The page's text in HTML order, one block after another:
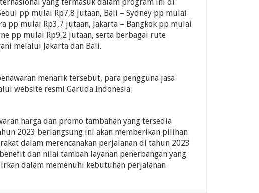
yang termasuk dalam program ini di
pp mulai Rp7,8 jutaan, Bali – Sydney pp mulai
pp mulai Rp3,7 jutaan, Jakarta – Bangkok pp mulai
pp mulai Rp9,2 jutaan, serta berbagai rute
melalui Jakarta dan Bali.
menarik tersebut, para pengguna jasa
website resmi Garuda Indonesia.
harga dan promo tambahan yang tersedia
2023 berlangsung ini akan memberikan pilihan
dalam merencanakan perjalanan di tahun 2023
dan nilai tambah layanan penerbangan yang
dalam memenuhi kebutuhan perjalanan